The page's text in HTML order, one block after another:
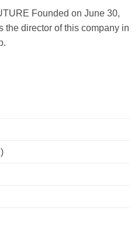
Founded on June 30,
the director of this company in